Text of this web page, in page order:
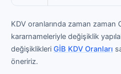
KDV oranlarında zaman zaman
kararnameleriyle değişiklik
değişiklikleri GİB KDV Oranları
öneririz.